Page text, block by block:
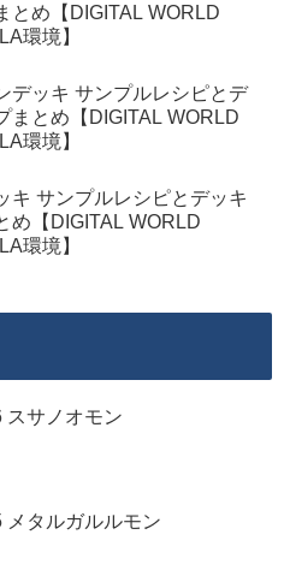
とめ【DIGITAL WORLD
環境】
デッキ サンプルレシピとデ
まとめ【DIGITAL WORLD
環境】
キ サンプルレシピとデッキ
め【DIGITAL WORLD
環境】
スサノオモン
メタルガルルモン